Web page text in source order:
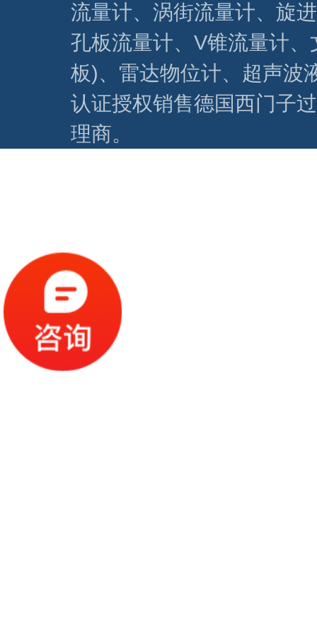
流量计、涡街流量计、旋
孔板流量计、V锥流量计
板)、雷达物位计、超声波
认证授权销售德国西门子
理商。